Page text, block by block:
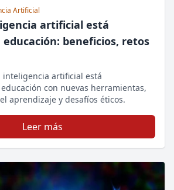
Artificial
artificial está
beneficios, retos
inteligencia artificial está
con nuevas herramientas,
aprendizaje y desafíos éticos.
Leer más